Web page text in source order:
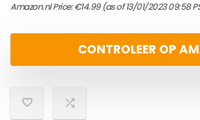
Amazon.nl Price:€14.99(as of 13/01/2023 09:58
CONTROLEER OP